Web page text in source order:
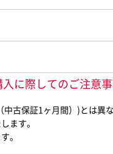
入に際してのご注意
古保証1ヶ月間）)とは異
ます。
。